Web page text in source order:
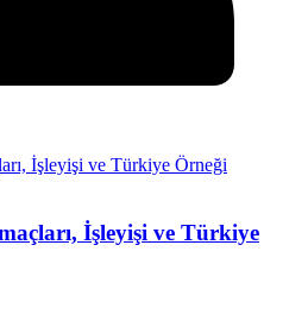
İşleyişi ve Türkiye